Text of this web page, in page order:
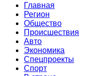
Главная
Регион
Общество
Происшествия
Авто
Экономика
Спецпроекты
Cпорт